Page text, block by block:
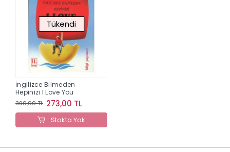
Tükendi
İngilizce Bilmeden
Hepinizi I Love You
390,00 TL 273,00 TL
Stokta Yok